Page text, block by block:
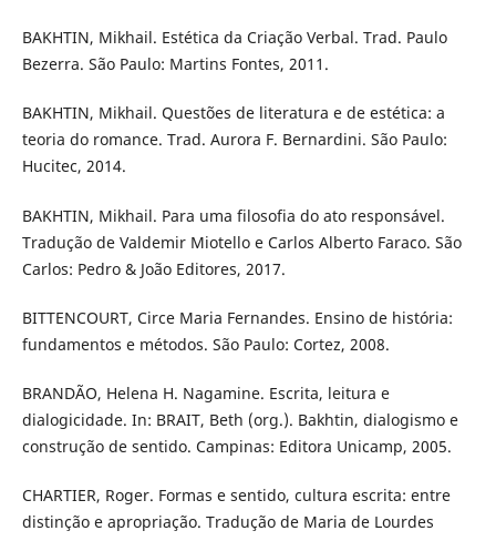
BAKHTIN, Mikhail. Estética da Criação Verbal. Trad. Paulo
Bezerra. São Paulo: Martins Fontes, 2011.
BAKHTIN, Mikhail. Questões de literatura e de estética: a
teoria do romance. Trad. Aurora F. Bernardini. São Paulo:
Hucitec, 2014.
BAKHTIN, Mikhail. Para uma filosofia do ato responsável.
Tradução de Valdemir Miotello e Carlos Alberto Faraco. São
Carlos: Pedro & João Editores, 2017.
BITTENCOURT, Circe Maria Fernandes. Ensino de história:
fundamentos e métodos. São Paulo: Cortez, 2008.
BRANDÃO, Helena H. Nagamine. Escrita, leitura e
dialogicidade. In: BRAIT, Beth (org.). Bakhtin, dialogismo e
construção de sentido. Campinas: Editora Unicamp, 2005.
CHARTIER, Roger. Formas e sentido, cultura escrita: entre
distinção e apropriação. Tradução de Maria de Lourdes